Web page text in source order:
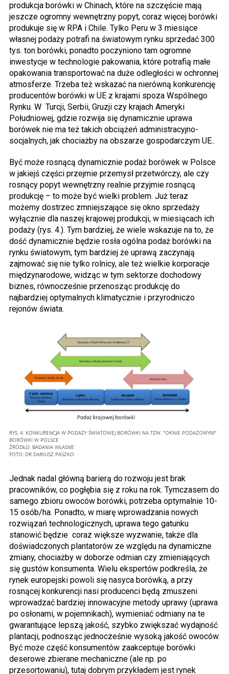
produkcja borówki w Chinach, które na szczęście mają
jeszcze ogromny wewnętrzny popyt, coraz więcej borówki
produkuje się w RPA i Chile. Tylko Peru w 3 miesiące
własnej podaży potrafi na światowym rynku sprzedać 300
tys. ton borówki, ponadto poczyniono tam ogromne
inwestycje w technologie pakowania, które potrafią małe
opakowania transportować na duże odległości w ochronnej
atmosferze. Trzeba też wskazać na nierówną konkurencję
producentów borówki w UE z krajami spoza Wspólnego
Rynku. W Turcji, Serbii, Gruzji czy krajach Ameryki
Południowej, gdzie rozwija się dynamicznie uprawa
borówek nie ma też takich obciążeń administracyjno-
socjalnych, jak chociażby na obszarze gospodarczym UE..
Być może rosnącą dynamicznie podaż borówek w Polsce
w jakiejś części przejmie przemysł przetwórczy, ale czy
rosnący popyt wewnętrzny realnie przyjmie rosnącą
produkcję – to może być wielki problem. Już teraz
możemy dostrzec zmniejszające się okno sprzedaży
wyłącznie dla naszej krajowej produkcji, w miesiącach ich
podaży (rys. 4.). Tym bardziej, że wiele wskazuje na to, że
dość dynamicznie będzie rosła ogólna podaż borówki na
rynku światowym, tym bardziej że uprawą zaczynają
zajmować się nie tylko rolnicy, ale też wielkie korporacje
międzynarodowe, widząc w tym sektorze dochodowy
biznes, równocześnie przenosząc produkcję do
najbardziej optymalnych klimatycznie i przyrodniczo
rejonów świata.
RYS. 4. KONKURENCJA W PODAŻY ŚWIATOWEJ BORÓWKI NA TZW. "OKNIE PODAŻOWYM"
BORÓWKI W POLSCE
ŹRÓDŁO: BADANIA WŁASNE
FOTO: DR DARIUSZ PASZKO
Jednak nadal główną barierą do rozwoju jest brak
pracowników, co pogłębia się z roku na rok. Tymczasem do
samego zbioru owoców borówki, potrzeba optymalnie 10-
15 osób/ha. Ponadto, w miarę wprowadzania nowych
rozwiązań technologicznych, uprawa tego gatunku
stanowić będzie coraz większe wyzwanie, także dla
doświadczonych plantatorów ze względu na dynamiczne
zmiany, chociażby w doborze odmian czy zmieniających
się gustów konsumenta. Wielu ekspertów podkreśla, że
rynek europejski powoli się nasyca borówką, a przy
rosnącej konkurencji nasi producenci będą zmuszeni
wprowadzać bardziej innowacyjne metody uprawy (uprawa
po osłonami, w pojemnikach), wymieniać odmiany na te
gwarantujące lepszą jakość, szybko zwiększać wydajność
plantacji, podnosząc jednocześnie wysoką jakość owoców.
Być może część konsumentów zaakceptuje borówki
deserowe zbierane mechaniczne (ale np. po
przesortowaniu), tutaj dobrym przykładem jest rynek